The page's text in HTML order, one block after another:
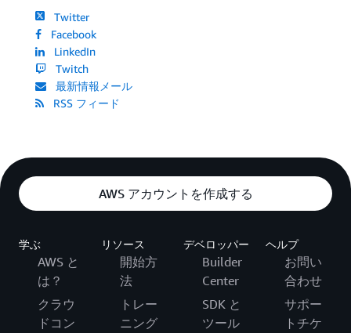
Twitter
Facebook
LinkedIn
Twitch
最新情報メール
RSS フィード
AWS アカウントを作成する
学ぶ
AWS と
は？
クラウ
ドコン
リソース
開始方
法
トレー
ニング
デベロッパー
Builder
Center
SDK と
ツール
ヘルプ
お問い
合わせ
サポー
トチケ